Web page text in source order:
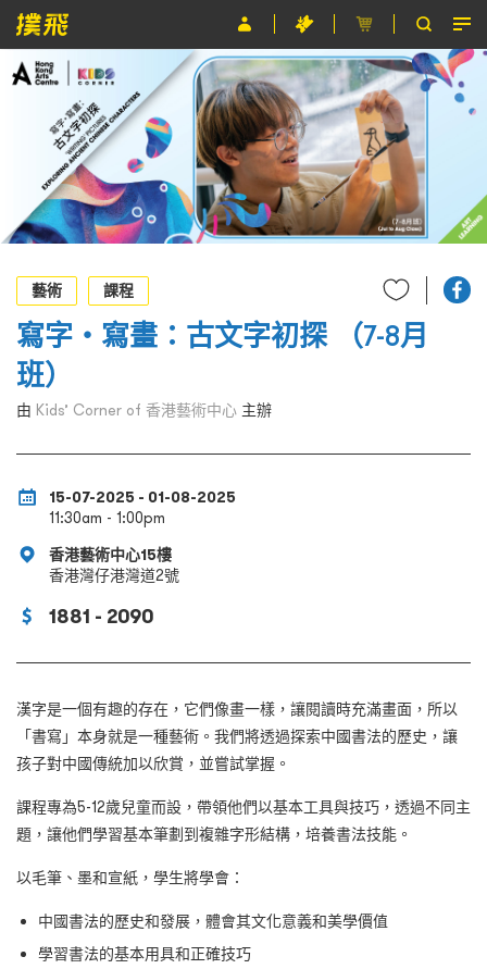
節目
主辦單位
關於撲飛
條款及細則
EN
藝術
課程
寫字‧寫畫：古文字初探 （7-8月
班）
由 Kids’ Corner of 香港藝術中心 主辦
15-07-2025 - 01-08-2025
11:30am - 1:00pm
香港藝術中心15樓
香港灣仔港灣道2號
1881 - 2090
漢字是一個有趣的存在，它們像畫一樣，讓閱讀時充滿畫面，所以
「書寫」本身就是一種藝術。我們將透過探索中國書法的歷史，讓
孩子對中國傳統加以欣賞，並嘗試掌握。
課程專為5-12歲兒童而設，帶領他們以基本工具與技巧，透過不同主
題，讓他們學習基本筆劃到複雜字形結構，培養書法技能。
以毛筆、墨和宣紙，學生將學會：
中國書法的歷史和發展，體會其文化意義和美學價值
學習書法的基本用具和正確技巧